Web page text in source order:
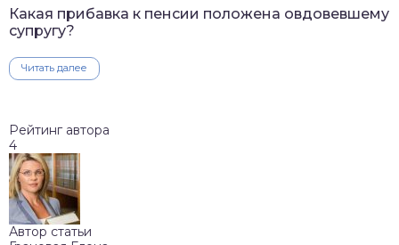
Какая прибавка к пенсии положена овдовевшему
супругу?
Читать далее
Рейтинг автора
4
Автор статьи